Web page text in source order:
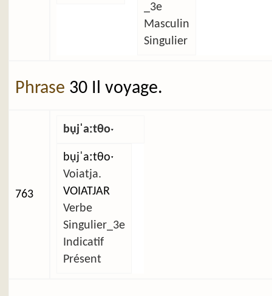
_3e
Masculin
Singulier
Phrase 30 Il voyage.
763
bụjˈaːtθoˑ
bụjˈaːtθoˑ
Voiatja.
VOIATJAR
Verbe
Singulier_3e
Indicatif
Présent